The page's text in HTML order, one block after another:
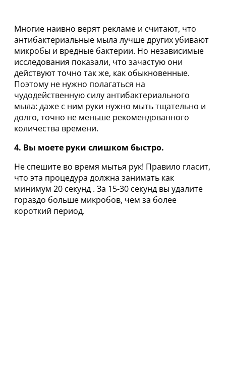
Многие наивно верят рекламе и считают, что
антибактериальные мыла лучше других убивают
микробы и вредные бактерии. Но независимые
исследования показали, что зачастую они
действуют точно так же, как обыкновенные.
Поэтому не нужно полагаться на
чудодейственную силу антибактериального
мыла: даже с ним руки нужно мыть тщательно и
долго, точно не меньше рекомендованного
количества времени.
4. Вы моете руки слишком быстро.
Не спешите во время мытья рук! Правило гласит,
что эта процедура должна занимать как
минимум 20 секунд . За 15-30 секунд вы удалите
гораздо больше микробов, чем за более
короткий период.